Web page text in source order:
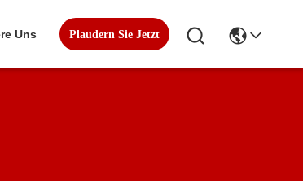
Uns Plaudern Sie Jetzt